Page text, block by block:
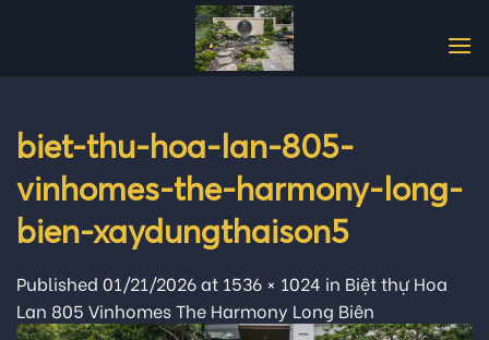
biet-thu-hoa-lan-805-
vinhomes-the-harmony-long-
bien-xaydungthaison5
Published 01/21/2026at 1536 × 1024 in Biệt thự Hoa
Lan 805 Vinhomes The Harmony Long Biên